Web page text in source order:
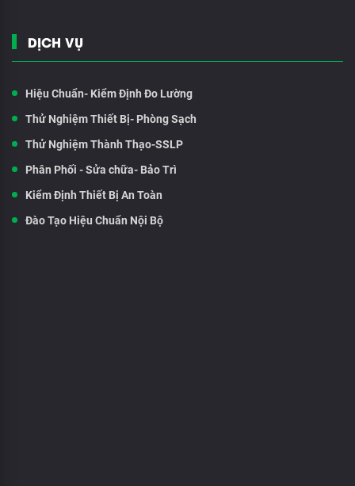
DỊCH VỤ
Hiệu Chuẩn- Kiểm Định Đo Lường
Thử Nghiệm Thiết Bị- Phòng Sạch
Thử Nghiệm Thành Thạo-SSLP
Phân Phối - Sửa chữa- Bảo Trì
Kiểm Định Thiết Bị An Toàn
Đào Tạo Hiệu Chuẩn Nội Bộ